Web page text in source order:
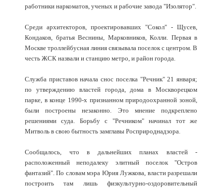
работники наркоматов, ученых и рабочие завода "Изолятор".
Среди архитекторов, проектировавших "Сокол" - Щусев,
Кондаков, братья Веснины, Марковников, Колли. Первая в
Москве троллейбусная линия связывала поселок с центром. В
честь ЖСК назвали и станцию метро, и район города.
Служба приставов начала снос поселка "Речник" 21 января;
по утверждению властей города, дома в Москворецком
парке, в конце 1990-х признанном природоохранной зоной,
были построены незаконно. Это мнение подкреплено
решениями суда. Борьбу с "Речником" начинал тот же
Митволь в свою бытность замглавы Росприроднадзора.
Сообщалось, что в дальнейших планах властей -
расположенный неподалеку элитный поселок "Остров
фантазий". По словам мэра Юрия Лужкова, власти разрешали
построить там лишь физкультурно-оздоровительный